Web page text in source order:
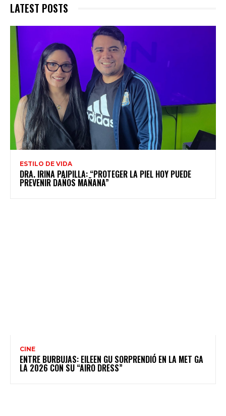
LATEST POSTS
ESTILO DE VIDA
DRA. IRINA PAIPILLA: “PROTEGER LA PIEL HOY PUEDE
PREVENIR DAÑOS MAÑANA”
CINE
ENTRE BURBUJAS: EILEEN GU SORPRENDIÓ EN LA MET GA
LA 2026 CON SU “AIRO DRESS”